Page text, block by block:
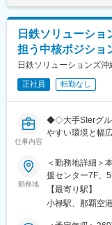
も安心してスタ
◇働き方
フルフレックス
残業月平均13時
ライフステージ
・見積もり作成
・事務処理
・工事日調整
（4）アフターフ
・新たなお困り
■契約更新：
契約の更新：
契約社員グレー
正社員登用後は
制定しておりス
《昇格例》
【CA:カスタマ
日鉄ソリューシ
担う中核ポジシ
日鉄ソリューションズ沖
正社員 転勤なし
仕事内容
◆◇大手SIerグル
やすい環境と幅
■採用背景
当社はこれまで
きましたが、
後、管理・内部
る当社で、管理
域の中核を担う
勤務地
＜勤務地詳細＞
援センター7F、
【最寄り駅】
小禄駅、那覇空